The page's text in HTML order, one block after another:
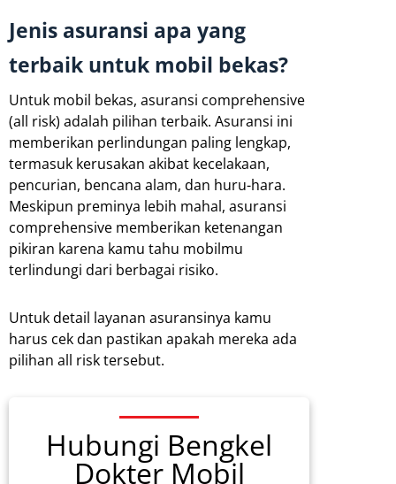
Jenis asuransi apa yang
terbaik untuk mobil bekas?
Untuk mobil bekas, asuransi comprehensive
(all risk) adalah pilihan terbaik. Asuransi ini
memberikan perlindungan paling lengkap,
termasuk kerusakan akibat kecelakaan,
pencurian, bencana alam, dan huru-hara.
Meskipun preminya lebih mahal, asuransi
comprehensive memberikan ketenangan
pikiran karena kamu tahu mobilmu
terlindungi dari berbagai risiko.
Untuk detail layanan asuransinya kamu
harus cek dan pastikan apakah mereka ada
pilihan all risk tersebut.
Hubungi Bengkel
Dokter Mobil